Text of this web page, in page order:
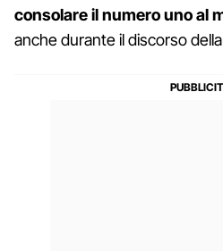
consolare il numero uno al
anche durante il discorso